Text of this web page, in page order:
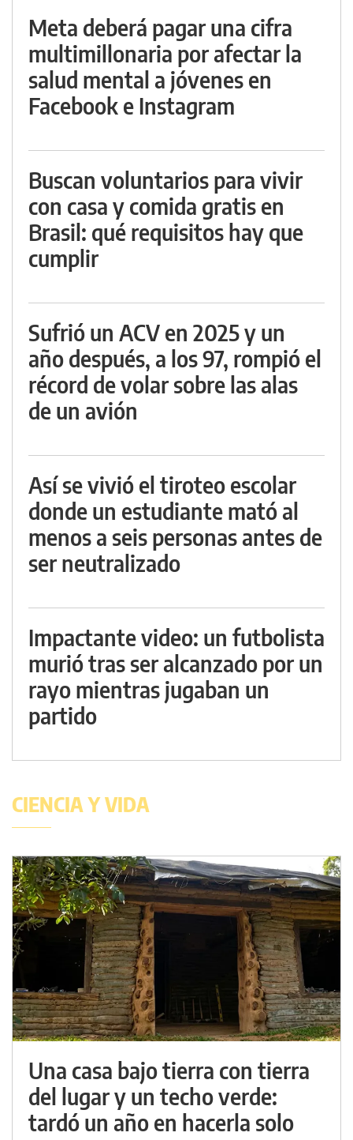
Meta deberá pagar una cifra
multimillonaria por afectar la
salud mental a jóvenes en
Facebook e Instagram
Buscan voluntarios para vivir
con casa y comida gratis en
Brasil: qué requisitos hay que
cumplir
Sufrió un ACV en 2025 y un
año después, a los 97, rompió el
récord de volar sobre las alas
de un avión
Así se vivió el tiroteo escolar
donde un estudiante mató al
menos a seis personas antes de
ser neutralizado
Impactante video: un futbolista
murió tras ser alcanzado por un
rayo mientras jugaban un
partido
CIENCIA Y VIDA
Una casa bajo tierra con tierra
del lugar y un techo verde:
tardó un año en hacerla solo